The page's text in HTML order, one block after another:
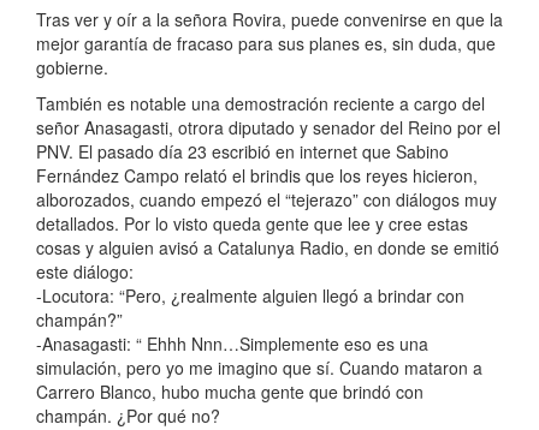
Tras ver y oír a la señora Rovira, puede convenirse en que la
mejor garantía de fracaso para sus planes es, sin duda, que
gobierne.
También es notable una demostración reciente a cargo del
señor Anasagasti, otrora diputado y senador del Reino por el
PNV. El pasado día 23 escribió en internet que Sabino
Fernández Campo relató el brindis que los reyes hicieron,
alborozados, cuando empezó el “tejerazo” con diálogos muy
detallados. Por lo visto queda gente que lee y cree estas
cosas y alguien avisó a Catalunya Radio, en donde se emitió
este diálogo:
-Locutora: “Pero, ¿realmente alguien llegó a brindar con
champán?”
-Anasagasti: “ Ehhh Nnn…Simplemente eso es una
simulación, pero yo me imagino que sí. Cuando mataron a
Carrero Blanco, hubo mucha gente que brindó con
champán. ¿Por qué no?